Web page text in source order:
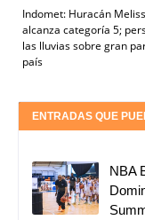
Indomet: Huracán
alcanza categoría 5;
las lluvias sobre gran
país
ENTRADAS QUE
NBA